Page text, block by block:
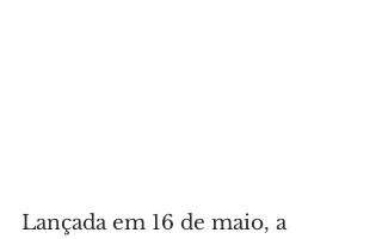
Lançada em 16 de maio, a